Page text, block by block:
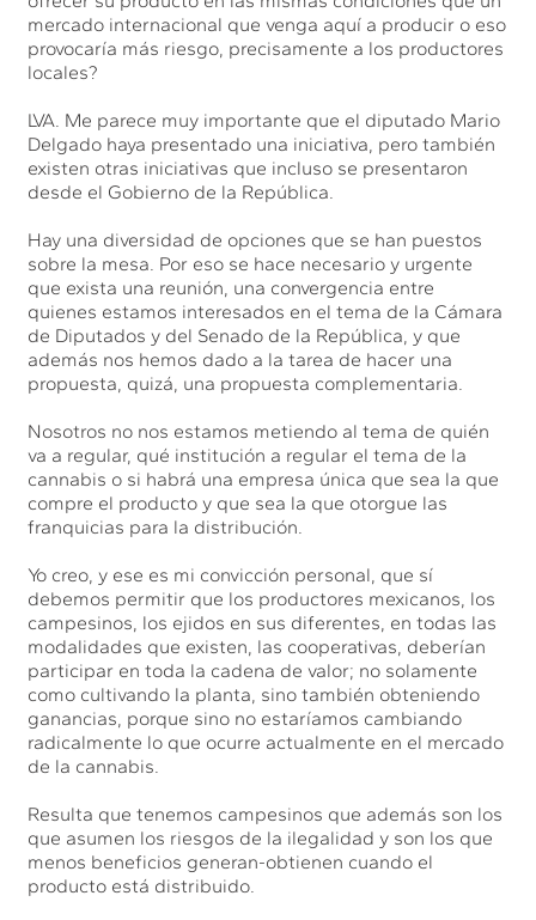
mercado internacional que venga aquí a producir o eso
provocaría más riesgo, precisamente a los productores
locales?
LVA. Me parece muy importante que el diputado Mario
Delgado haya presentado una iniciativa, pero también
existen otras iniciativas que incluso se presentaron
desde el Gobierno de la República.
Hay una diversidad de opciones que se han puestos
sobre la mesa. Por eso se hace necesario y urgente
que exista una reunión, una convergencia entre
quienes estamos interesados en el tema de la Cámara
de Diputados y del Senado de la República, y que
además nos hemos dado a la tarea de hacer una
propuesta, quizá, una propuesta complementaria.
Nosotros no nos estamos metiendo al tema de quién
va a regular, qué institución a regular el tema de la
cannabis o si habrá una empresa única que sea la que
compre el producto y que sea la que otorgue las
franquicias para la distribución.
Yo creo, y ese es mi convicción personal, que sí
debemos permitir que los productores mexicanos, los
campesinos, los ejidos en sus diferentes, en todas las
modalidades que existen, las cooperativas, deberían
participar en toda la cadena de valor; no solamente
como cultivando la planta, sino también obteniendo
ganancias, porque sino no estaríamos cambiando
radicalmente lo que ocurre actualmente en el mercado
de la cannabis.
Resulta que tenemos campesinos que además son los
que asumen los riesgos de la ilegalidad y son los que
menos beneficios generan-obtienen cuando el
producto está distribuido.